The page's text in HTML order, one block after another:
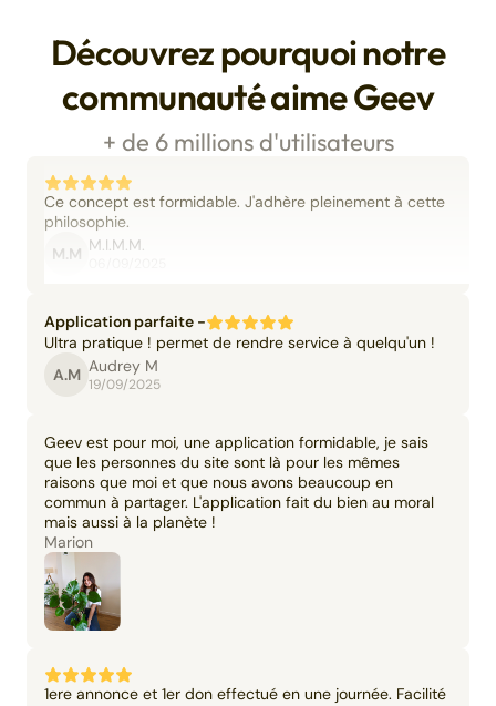
Découvrez pourquoi notre
communauté aime Geev
+ de 6 millions d'utilisateurs
Ce concept est formidable. J'adhère pleinement à cette
philosophie.
M.M M.I.M.M.
Application parfaite -
Ultra pratique ! permet de rendre service à quelqu'un !
A.M Audrey M
19/09/2025
Geev est pour moi, une application formidable, je sais
que les personnes du site sont là pour les mêmes
raisons que moi et que nous avons beaucoup en
commun à partager. L'application fait du bien au moral
mais aussi à la planète !
Marion
1ere annonce et 1er don effectué en une journée. Facilité